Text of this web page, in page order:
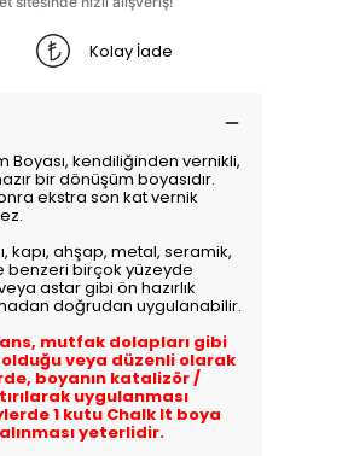
Kolay İade
Boyası, kendiliğinden vernikli,
bir dönüşüm boyasıdır.
ekstra son kat vernik
kapı, ahşap, metal, seramik,
benzeri birçok yüzeyde
astar gibi ön hazırlık
doğrudan uygulanabilir.
mutfak dolapları gibi
olduğu veya düzenli olarak
boyanın katalizör /
uygulanması
1 kutu Chalk It boya
yeterlidir.